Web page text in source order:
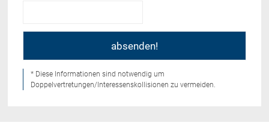
* Diese Informationen sind notwendig um
Doppelvertretungen/Interessenskollisionen zu vermeiden.